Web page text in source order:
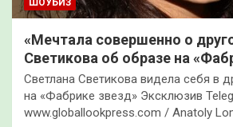
«Мечтала совершенно о
Светикова об образе на
Светлана Светикова видела себя в
на «Фабрике звезд» Эксклюзив
www.globallookpress.com / Anatoly